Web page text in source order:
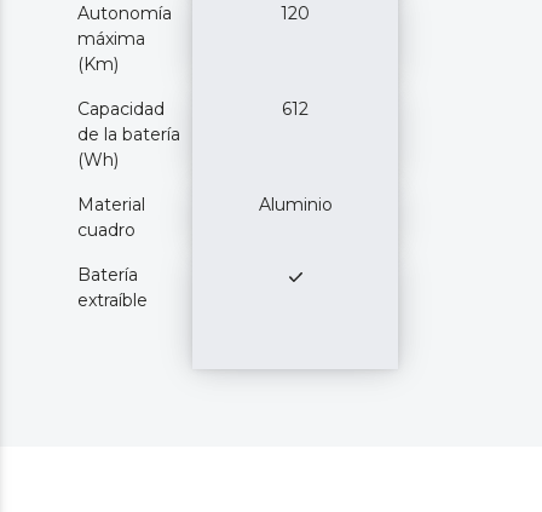
Autonomía
máxima
(Km)
120
Capacidad
de la batería
(Wh)
612
Material
cuadro
Aluminio
Batería
extraíble